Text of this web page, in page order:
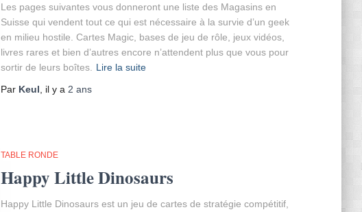
Les pages suivantes vous donneront une liste des Magasins en
Suisse qui vendent tout ce qui est nécessaire à la survie d’un geek
en milieu hostile. Cartes Magic, bases de jeu de rôle, jeux vidéos,
livres rares et bien d’autres encore n’attendent plus que vous pour
sortir de leurs boîtes.
Lire la suite
Par Keul , il y a 2 ans
TABLE RONDE
Happy Little Dinosaurs
Happy Little Dinosaurs est un jeu de cartes de stratégie compétitif,